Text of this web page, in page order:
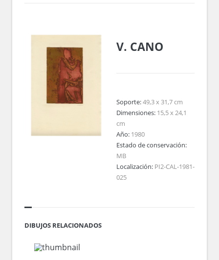
V. CANO
Soporte:49,3 x 31,7 cm
Dimensiones: 15,5 x 24,1
cm
Año: 1980
Estado de conservación:
MB
Localización: PI2-CAL-1981-
025
DIBUJOS RELACIONADOS